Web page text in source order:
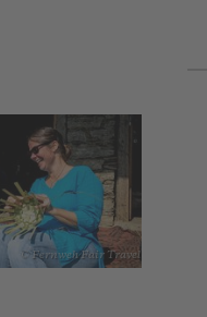
© Fernweh Fair Travel